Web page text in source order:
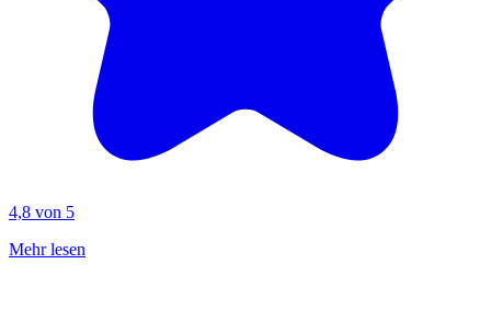
4,8 von 5
Mehr lesen